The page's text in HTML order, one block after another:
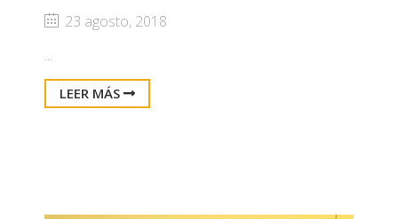
23 agosto, 2018
...
LEER MÁS